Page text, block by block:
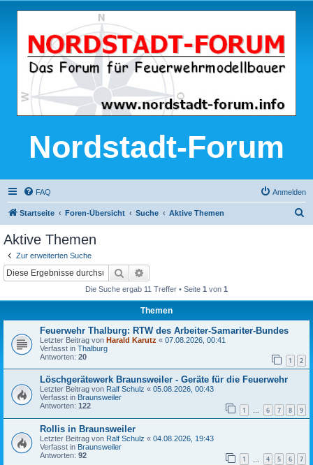
Nordstadt-Forum
FAQ Anmelden
Startseite Foren-Übersicht Suche Aktive Themen
Aktive Themen
Zur erweiterten Suche
Suche
Die Suche ergab 11 Treffer • Seite 1 von 1
Themen
Feuerwehr Thalburg: RTW des Arbeiter-Samariter-Bundes
Letzter Beitrag von Harald Karutz « 07.08.2026, 00:41
Verfasst in Thalburg
Antworten: 20 1 2
Löschgerätewerk Braunsweiler - Geräte für die Feuerwehr
Letzter Beitrag von Ralf Schulz « 05.08.2026, 00:43
Verfasst in Braunsweiler
Antworten: 122 1 … 6 7 8 9
Rollis in Braunsweiler
Letzter Beitrag von Ralf Schulz « 04.08.2026, 19:43
Verfasst in Braunsweiler
Antworten: 92 1 4 5 6 7